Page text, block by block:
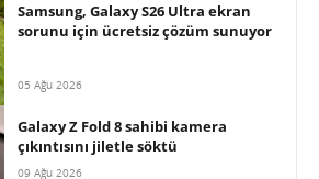
Samsung, Galaxy S26 Ultra ekran
sorunu için ücretsiz çözüm sunuyor
05 Ağu 2026
Galaxy Z Fold 8 sahibi kamera
çıkıntısını jiletle söktü
09 Ağu 2026